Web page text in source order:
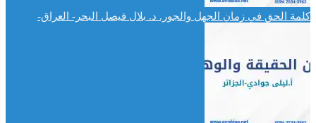
كلمة الحق في زمان الجهل والجور. د. بلال فيصل البحر- العراق-